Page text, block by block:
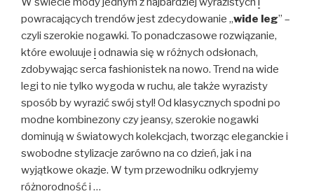
powracających trendów jest zdecydowanie „wide leg” –
czyli szerokie nogawki. To ponadczasowe rozwiązanie,
które ewoluuje i odnawia się w różnych odsłonach,
zdobywając serca fashionistek na nowo. Trend na wide
legi to nie tylko wygoda w ruchu, ale także wyrazisty
sposób by wyrazić swój styl! Od klasycznych spodni po
modne kombinezony czy jeansy, szerokie nogawki
dominują w światowych kolekcjach, tworząc eleganckie i
swobodne stylizacje zarówno na co dzień, jak i na
wyjątkowe okazje. W tym przewodniku odkryjemy
różnorodność i …